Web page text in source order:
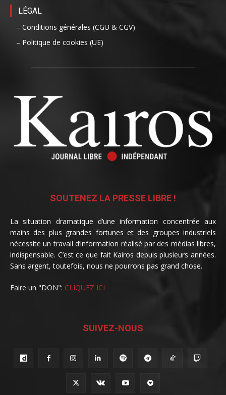
LÉGAL
– Conditions générales (CGU & CGV)
– Politique de cookies (UE)
SOUTENEZ LA PRESSE LIBRE !
La situation dramatique d’une information concentrée aux
mains des plus grandes fortunes et des groupes industriels
nécessite un travail d’information réalisé par des médias libres,
indispensable. C’est ce que fait Kairos depuis plusieurs années.
Sans argent, toutefois, nous ne pourrons pas grand chose.
Faire un "DON": CLIQUEZ ICI
SUIVEZ-NOUS